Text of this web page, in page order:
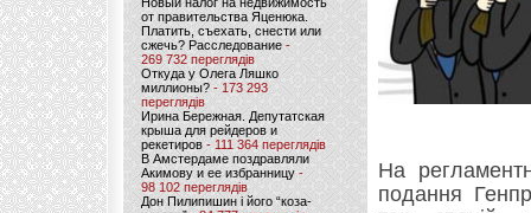
от правительства Яценюка.
Платить, съехать, снести или
сжечь? Расследование-
269 732 переглядів
Откуда у Олега Ляшко
миллионы? - 173 293
переглядів
Ирина Бережная. Депутатская
крыша для рейдеров и
рекетиров - 111 364 переглядів
В Амстердаме поздравляли
Акимову и ее избранницу -
98 102 переглядів
Дон Пилипишин і його “коза-
На
подання